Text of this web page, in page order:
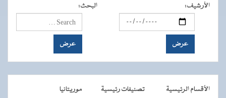
الأرشيف: البحث:
الأقسام الرئيسية تصنيفات رئيسية
موريتانيا